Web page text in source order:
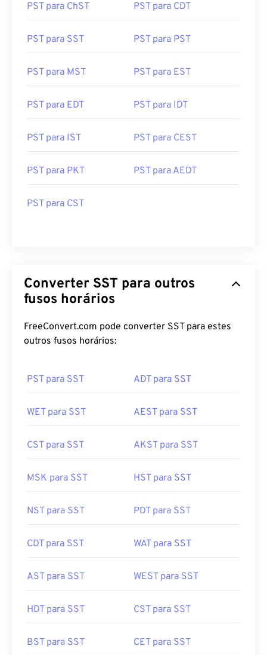
PST para ChST PST para CDT
PST para SST PST para PST
PST para MST PST para EST
PST para EDT PST para IDT
PST para IST PST para CEST
PST para PKT PST para AEDT
PST para CST
Converter SST para outros
fusos horários
FreeConvert.com pode converter SST para estes
outros fusos horários:
PST para SST ADT para SST
WET para SST AEST para SST
CST para SST AKST para SST
MSK para SST HST para SST
NST para SST PDT para SST
CDT para SST WAT para SST
AST para SST WEST para SST
HDT para SST CST para SST
BST para SST CET para SST